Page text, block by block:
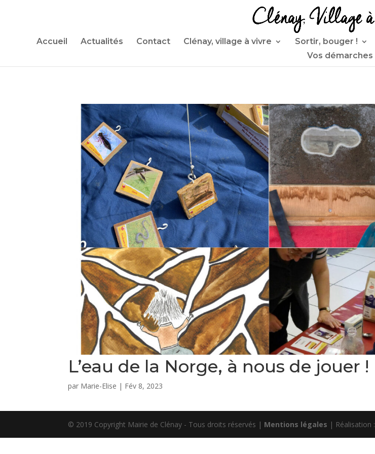
Accueil Actualités Contact Clénay, village à vivre Sortir, bouger !
Vos démarches
L’eau de la Norge, à nous de jouer !
par Marie-Elise | Fév 8, 2023
© 2019 Copyright Mairie de Clénay - Tous droits réservés | Mentions légales | Réalisation :